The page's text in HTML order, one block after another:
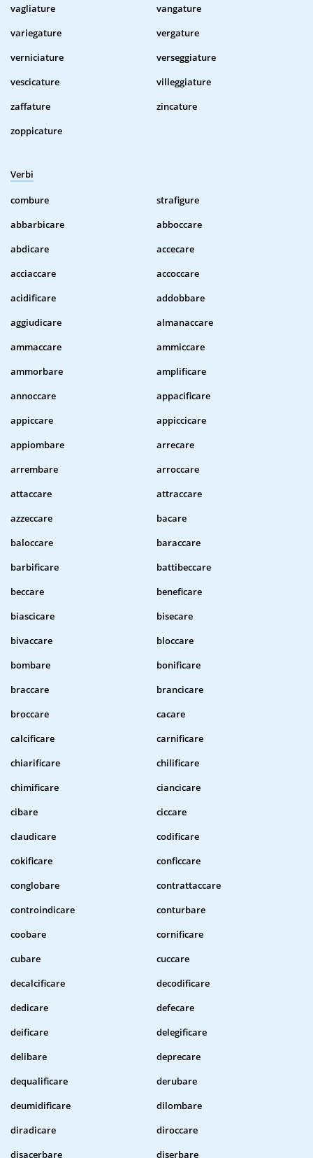
vagliature
vangature
variegature
vergature
verniciature
verseggiature
vescicature
villeggiature
zaffature
zincature
zoppicature
Verbi
combure
strafigure
abbarbicare
abboccare
abdicare
accecare
acciaccare
accoccare
acidificare
addobbare
aggiudicare
almanaccare
ammaccare
ammiccare
ammorbare
amplificare
annoccare
appacificare
appiccare
appiccicare
appiombare
arrecare
arrembare
arroccare
attaccare
attraccare
azzeccare
bacare
baloccare
baraccare
barbificare
battibeccare
beccare
beneficare
biascicare
bisecare
bivaccare
bloccare
bombare
bonificare
braccare
brancicare
broccare
cacare
calcificare
carnificare
chiarificare
chilificare
chimificare
ciancicare
cibare
ciccare
claudicare
codificare
cokificare
conficcare
conglobare
contrattaccare
controindicare
conturbare
coobare
cornificare
cubare
cuccare
decalcificare
decodificare
dedicare
defecare
deificare
delegificare
delibare
deprecare
dequalificare
derubare
deumidificare
dilombare
diradicare
diroccare
disacerbare
diserbare